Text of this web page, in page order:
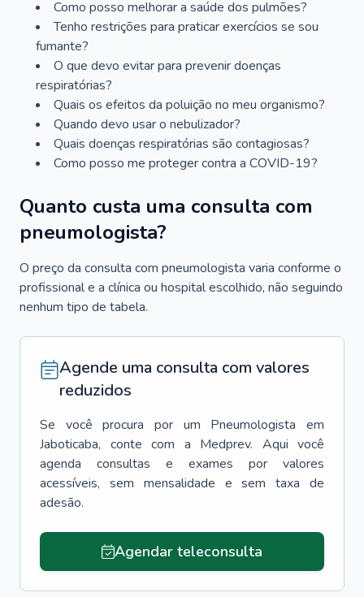
Como posso melhorar a saúde dos pulmões?
Tenho restrições para praticar exercícios se sou
fumante?
O que devo evitar para prevenir doenças
respiratórias?
Quais os efeitos da poluição no meu organismo?
Quando devo usar o nebulizador?
Quais doenças respiratórias são contagiosas?
Como posso me proteger contra a COVID-19?
Quanto custa uma consulta com
pneumologista?
O preço da consulta com pneumologista varia conforme o
profissional e a clínica ou hospital escolhido, não seguindo
nenhum tipo de tabela.
Agende uma consulta com valores
reduzidos
Se você procura por um Pneumologista
em
Jaboticaba, conte com a Medprev. Aqui você
agenda consultas e exames por valores
acessíveis, sem mensalidade e sem taxa de
adesão.
Agendar teleconsulta